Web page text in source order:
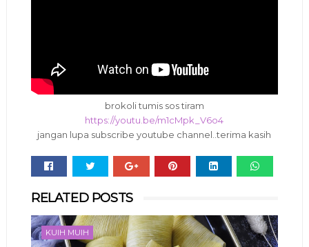
brokoli tumis sos tiram
https://youtu.be/m1cMpk_V6o4
jangan lupa subscribe youtube channel..terima kasih
RELATED POSTS
KUIH MUIH